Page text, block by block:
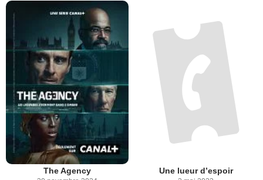
The Agency Une lueur d’espoir